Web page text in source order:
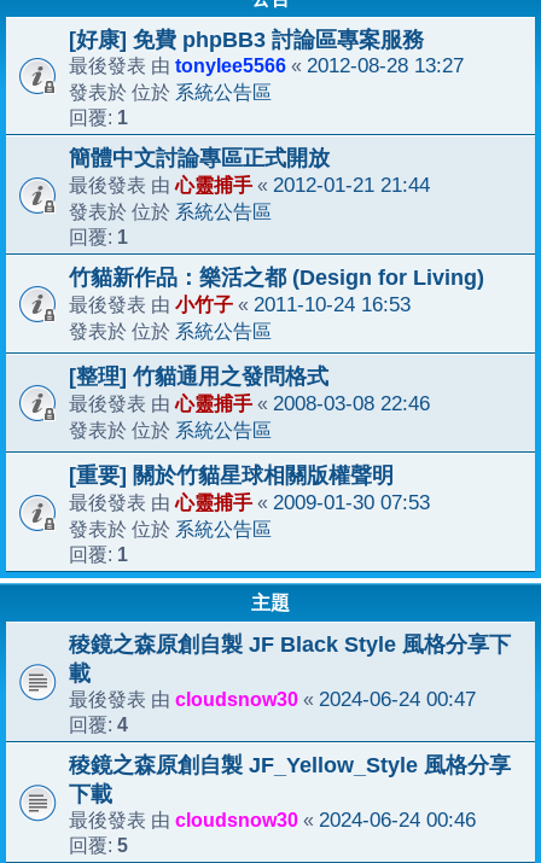
[好康] 免費 phpBB3 討論區專案服務
最後發表 由 tonylee5566 « 2012-08-28 13:27
發表於 位於 系統公告區
回覆: 1
簡體中文討論專區正式開放
最後發表 由心靈捕手 « 2012-01-21 21:44
發表於 位於 系統公告區
回覆: 1
竹貓新作品：樂活之都 (Design for Living)
最後發表 由 小竹子 « 2011-10-24 16:53
發表於 位於 系統公告區
[整理] 竹貓通用之發問格式
最後發表 由心靈捕手 « 2008-03-08 22:46
發表於 位於 系統公告區
[重要] 關於竹貓星球相關版權聲明
最後發表 由心靈捕手 « 2009-01-30 07:53
發表於 位於 系統公告區
回覆: 1
主題
稜鏡之森原創自製 JF Black Style 風格分享下
載
最後發表 由 cloudsnow30 « 2024-06-24 00:47
回覆: 4
稜鏡之森原創自製 JF_Yellow_Style 風格分享
下載
最後發表 由 cloudsnow30 « 2024-06-24 00:46
回覆: 5